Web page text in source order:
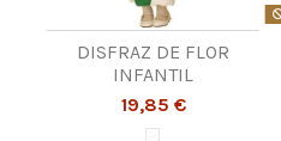
DISFRAZ DE FLOR
INFANTIL
19,85 €